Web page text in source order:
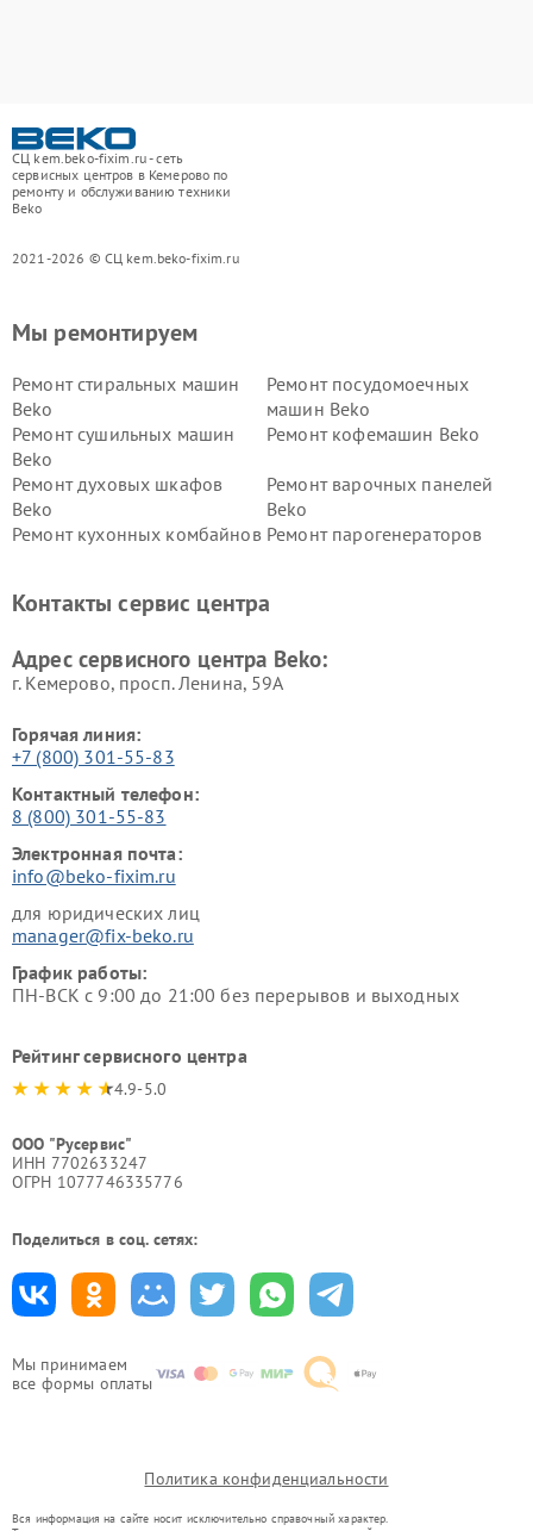
СЦ kem.beko-fixim.ru - сеть
сервисных центров в Кемерово по
ремонту и обслуживанию техники
Beko
2021-2026 © СЦ kem.beko-fixim.ru
Мы принимаем
все формы оплаты
Мы ремонтируем
Ремонт стиральных машин
Beko
Ремонт посудомоечных
машин Beko
Ремонт сушильных машин
Beko
Ремонт кофемашин Beko
Ремонт духовых шкафов
Beko
Ремонт варочных панелей
Beko
Ремонт кухонных комбайнов Ремонт парогенераторов
Ремонт холодильников Beko Ремонт морозильных камер
Контакты сервис центра
Адрес сервисного центра Beko:
г. Кемерово, просп. Ленина, 59А
Горячая линия:
+7 (800) 301-55-83
Контактный телефон:
8 (800) 301-55-83
Электронная почта:
info@beko-fixim.ru
для юридических лиц
manager@fix-beko.ru
График работы:
ПН-ВСК с 9:00 до 21:00 без перерывов и выходных
Рейтинг сервисного центра
4.9-5.0
ООО "Русервис"
ИНН 7702633247
ОГРН 1077746335776
Поделиться в соц. сетях:
Политика конфиденциальности
Вся информация на сайте носит исключительно справочный характер.